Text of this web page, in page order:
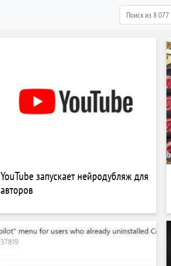
YouTube запускает нейродубляж для
авторов